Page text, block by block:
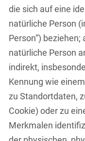
die sich auf eine
natürliche Person
Person“)
natürliche Person
indirekt,
Kennung wie
zu Standortdaten,
Cookie) oder zu
Merkmalen